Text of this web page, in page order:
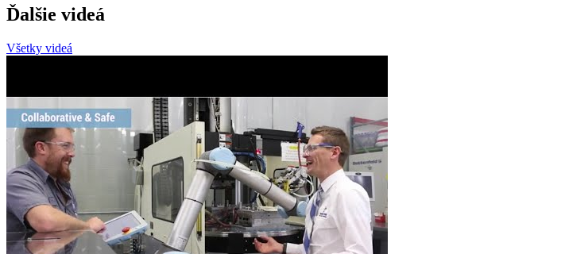
Ďalšie videá
Všetky videá